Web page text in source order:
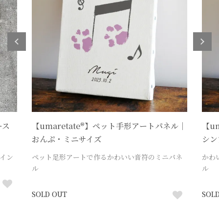
ン
【umaretate®】ペット手形アートパネル｜
おんぷ・ミニサイズ
ペット足形アートで作るかわいい音符のミニパネ
ル
SOLD OUT
【
シ
かわ
ル